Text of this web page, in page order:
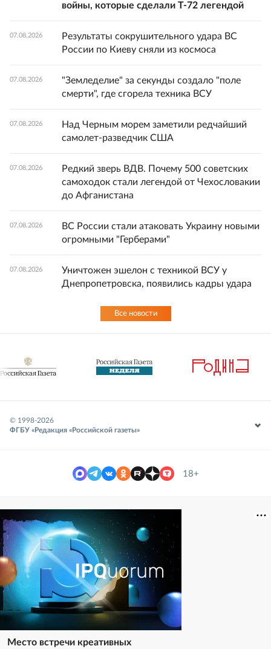
войны, которые сделали Т-72 легендой
07.08.2026
Результаты сокрушительного удара ВС
России по Киеву сняли из космоса
07.08.2026
"Земледелие" за секунды создало "поле
смерти", где сгорела техника ВСУ
07.08.2026
Над Черным морем заметили редчайший
самолет-разведчик США
07.08.2026
Редкий зверь ВДВ. Почему 500 советских
самоходок стали легендой от Чехословакии
до Афганистана
07.08.2026
ВС России стали атаковать Украину новыми
огромными "Герберами"
07.08.2026
Уничтожен эшелон с техникой ВСУ у
Днепропетровска, появились кадры удара
Все новости
© 1998-2026
ФГБУ «Редакция «Российской газеты»
18+
Место встречи креативных